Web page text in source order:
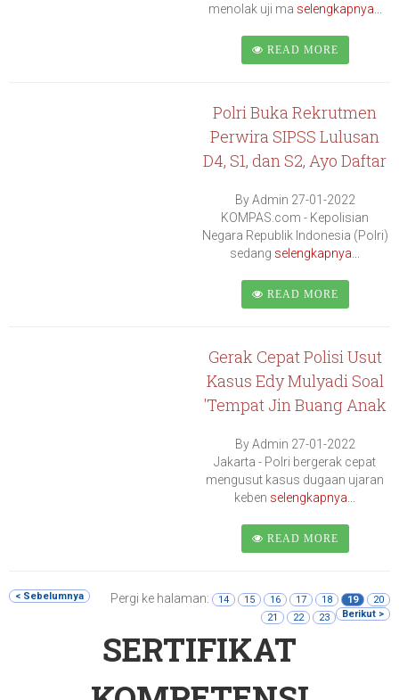
menolak uji ma selengkapnya...
READ MORE
Polri Buka Rekrutmen
Perwira SIPSS Lulusan
D4, S1, dan S2, Ayo Daftar
By Admin 27-01-2022
KOMPAS.com - Kepolisian
Negara Republik Indonesia (Polri)
sedang selengkapnya...
READ MORE
Gerak Cepat Polisi Usut
Kasus Edy Mulyadi Soal
'Tempat Jin Buang Anak
By Admin 27-01-2022
Jakarta - Polri bergerak cepat
mengusut kasus dugaan ujaran
keben selengkapnya...
READ MORE
Pergi ke halaman:
< Sebelumnya 14 15 16 17 18 19
20
21
22 23 Berikut >
SERTIFIKAT